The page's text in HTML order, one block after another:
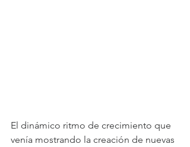
El dinámico ritmo de crecimiento que
venía mostrando la creación de nuevas